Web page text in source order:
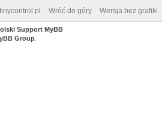
Wróć do góry Wersja bez grafiki
Support MyBB
Group